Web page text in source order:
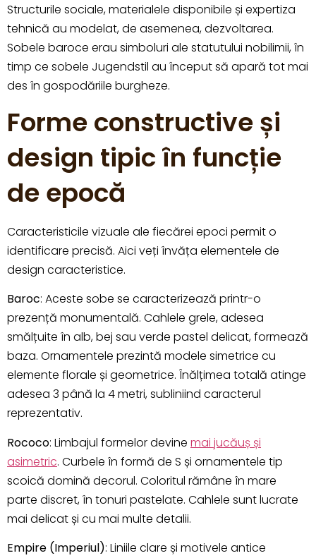
Structurile sociale, materialele disponibile și expertiza
tehnică au modelat, de asemenea, dezvoltarea.
Sobele baroce erau simboluri ale statutului nobilimii, în
timp ce sobele Jugendstil au început să apară tot mai
des în gospodăriile burgheze.
Forme constructive și
design tipic în funcție
de epocă
Caracteristicile vizuale ale fiecărei epoci permit o
identificare precisă. Aici veți învăța elementele de
design caracteristice.
Baroc: Aceste sobe se caracterizează printr-o
prezență monumentală. Cahlele grele, adesea
smălțuite în alb, bej sau verde pastel delicat, formează
baza. Ornamentele prezintă modele simetrice cu
elemente florale și geometrice. Înălțimea totală atinge
adesea 3 până la 4 metri, subliniind caracterul
reprezentativ.
Rococo: Limbajul formelor devine mai jucăuș și
asimetric. Curbele în formă de S și ornamentele tip
scoică domină decorul. Coloritul rămâne în mare
parte discret, în tonuri pastelate. Cahlele sunt lucrate
mai delicat și cu mai multe detalii.
Empire (Imperiul): Liniile clare și motivele antice